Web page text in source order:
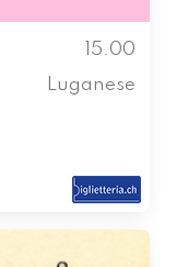
15.00
Luganese